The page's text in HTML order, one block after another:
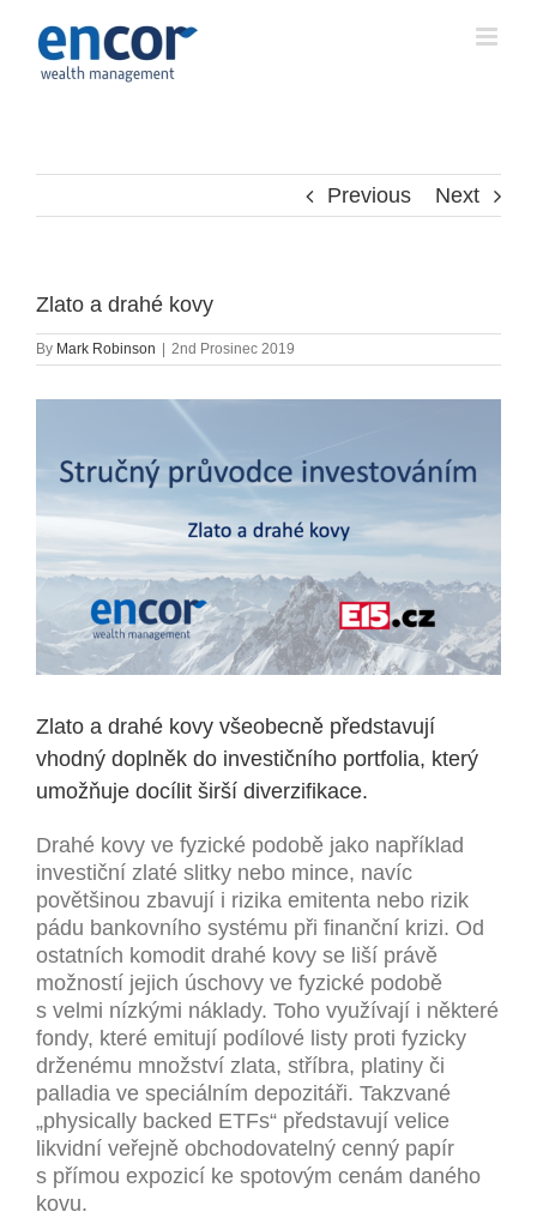
content
Previous Next
Zlato a drahé kovy
By Mark Robinson 2nd Prosinec 2019
Zlato a drahé kovy všeobecně představují
vhodný doplněk do investičního portfolia, který
umožňuje docílit širší diverzifikace.
Drahé kovy ve fyzické podobě jako například
investiční zlaté slitky nebo mince, navíc
povětšinou zbavují i rizika emitenta nebo rizik
pádu bankovního systému při finanční krizi. Od
ostatních komodit drahé kovy se liší právě
možností jejich úschovy ve fyzické podobě
s velmi nízkými náklady. Toho využívají i některé
fondy, které emitují podílové listy proti fyzicky
drženému množství zlata, stříbra, platiny či
palladia ve speciálním depozitáři. Takzvané
„physically backed ETFs“ představují velice
likvidní veřejně obchodovatelný cenný papír
s přímou expozicí ke spotovým cenám daného
kovu.